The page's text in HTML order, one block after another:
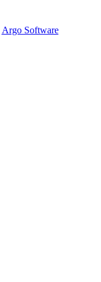
Argo Software